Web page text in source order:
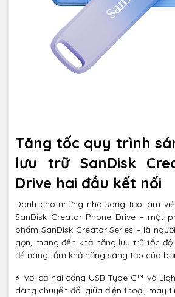
Tăng tốc quy trình
lưu trữ SanDisk
Drive hai đầu kết nối
Dành cho những nhà sáng tạo làm
SanDisk Creator Phone Drive – một
phẩm SanDisk Creator Series – là
gọn, mang đến khả năng lưu trữ tốc
để nâng tầm khả năng sáng tạo của
⚡ Với cả hai cổng USB Type-C™ và
dàng chuyển đổi giữa điện thoại, máy